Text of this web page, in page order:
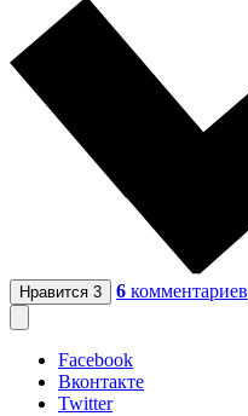
Нравится 3 6 комментариев
Facebook
Вконтакте
Twitter